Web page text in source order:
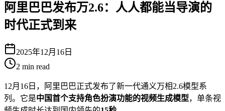
阿里巴巴发布万2.6：人人都能当导演的
时代正式到来
2025年12月16日
2 min read
12月16日，阿里巴巴正式发布了新一代通义万相2.6模型系
列。它是中国首个支持角色扮演功能的视频生成模型，单条视